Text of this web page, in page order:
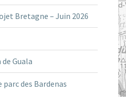
Bretagne – Juin 2026
Guala
parc des Bardenas